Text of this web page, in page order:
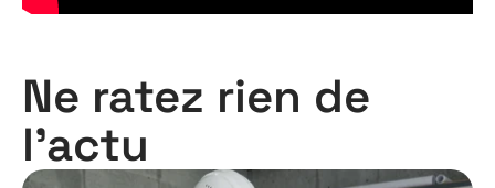
Ne ratez rien de
l'actu